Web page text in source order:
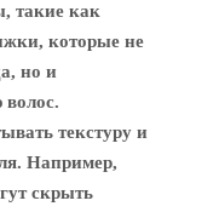
такие как
которые не
но и
текстуру и
Например,
скрыть